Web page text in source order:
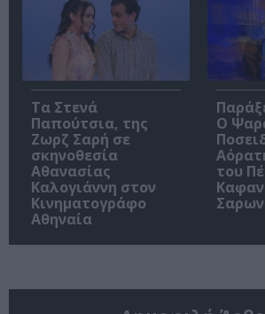
Τα Στενά
Παπούτσια, της
Ζωρζ Σαρή σε
σκηνοθεσία
Αθανασίας
Καλογιάννη στον
Κινηματογράφο
Αθηναία
Ο
του